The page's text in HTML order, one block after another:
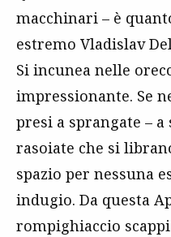
macchinari – è
estremo Vladislav
Si incunea nelle
impressionante. Se
presi a sprangate – a
rasoiate che si
spazio per nessuna
indugio. Da questa
rompighiaccio